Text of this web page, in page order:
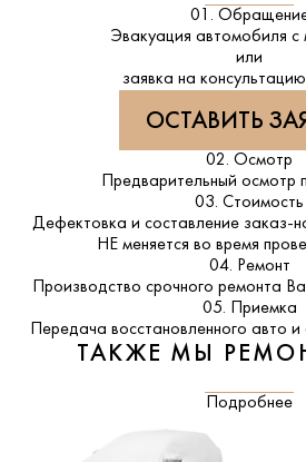
01.
Эвакуация автомобиля
или
заявка на
ОСТАВИТЬ
02. Осмотр
Предварительный осмотр
03. Стоимость
Дефектовка и составление заказ-
НЕ меняется во время
04. Ремонт
Производство срочного ремонта
05. Приемка
Передача восстановленного авто
ТАКЖЕ МЫ
Подробнее